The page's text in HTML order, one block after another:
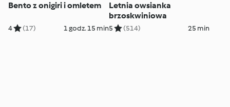
Bento z onigiri i omletem
4 (17) 1 godz. 15 min
Letnia owsianka
brzoskwiniowa
5 (514) 25 min